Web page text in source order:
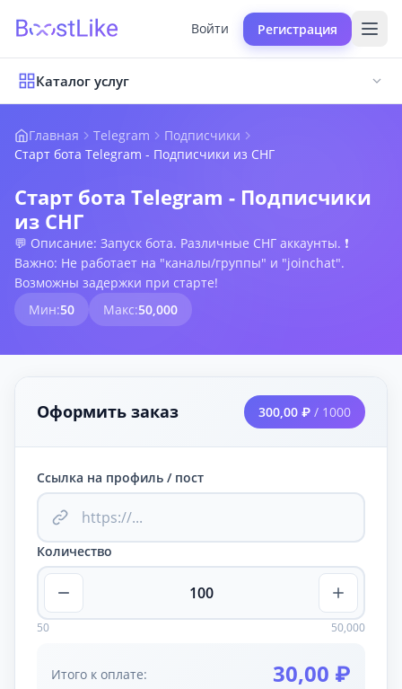
Войти Регистрация
Каталог услуг
Главная Telegram
Подписчики
Старт бота Telegram - Подписчики из СНГ
Старт бота Telegram - Подписчики
из СНГ
💬 Описание: Запуск бота. Различные СНГ аккаунты. ❗
Важно: Не работает на "каналы/группы" и "joinchat".
Возможны задержки при старте!
Мин:50 Макс:50,000
Оформить заказ 300,00 ₽ / 1000
Ссылка на профиль / пост
Количество
50 50,000
Итого к оплате: 30,00 ₽